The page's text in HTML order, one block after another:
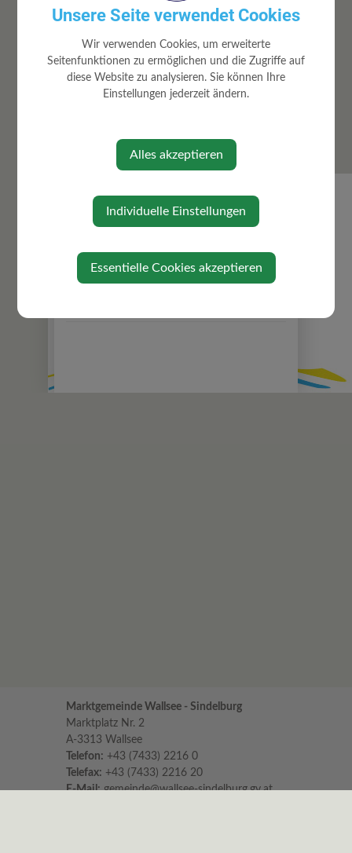
GEMEINDE
Gemeindeamt
Mitarbeiter
Gemeinderat
Volksbegehren
Zuständigkeiten
Über die Gemeinde
Gefahrenhinweiskarte
Marktgemeinde Wallsee - Sindelburg
Marktplatz Nr. 2
A-3313 Wallsee
Telefon: +43 (7433) 2216 0
Telefax: +43 (7433) 2216 20
E-Mail: gemeinde@wallsee-sindelburg.gv.at
Unsere Seite verwendet Cookies
Wir verwenden Cookies, um erweiterte
Seitenfunktionen zu ermöglichen und die Zugriffe auf
diese Website zu analysieren. Sie können Ihre
Einstellungen jederzeit ändern.
Alles akzeptieren
Individuelle Einstellungen
Essentielle Cookies akzeptieren